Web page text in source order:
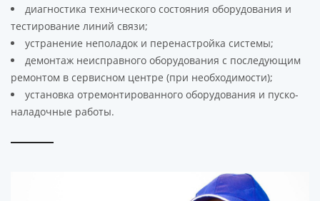
диагностика технического состояния оборудования и
тестирование линий связи;
устранение неполадок и перенастройка системы;
демонтаж неисправного оборудования с последующим
ремонтом в сервисном центре (при необходимости);
установка отремонтированного оборудования и пуско-
наладочные работы.